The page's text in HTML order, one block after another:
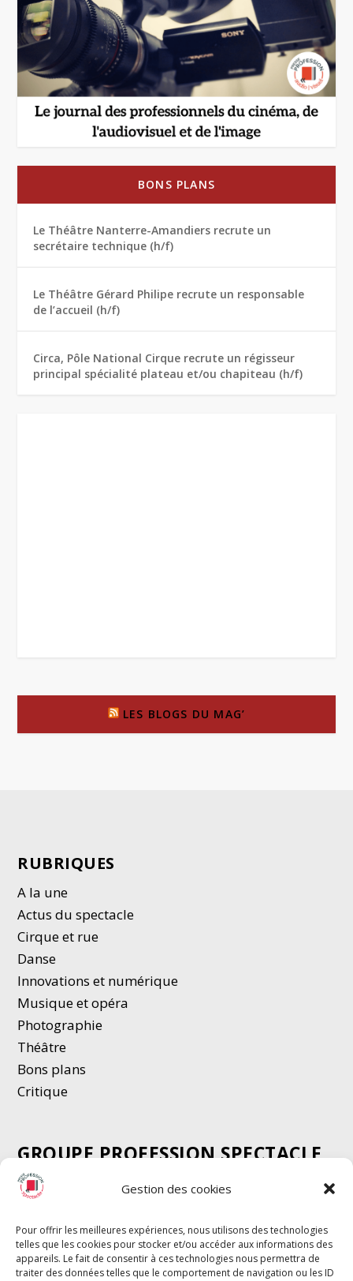
Gestion des cookies
Pour offrir les meilleures expériences, nous utilisons des technologies
telles que les cookies pour stocker et/ou accéder aux informations des
appareils. Le fait de consentir à ces technologies nous permettra de
traiter des données telles que le comportement de navigation ou les ID
BONS PLANS
Le Théâtre Nanterre-Amandiers recrute un
secrétaire technique (h/f)
Le Théâtre Gérard Philipe recrute un responsable
de l’accueil (h/f)
Circa, Pôle National Cirque recrute un régisseur
principal spécialité plateau et/ou chapiteau (h/f)
LES BLOGS DU MAG’
RUBRIQUES
A la une
Actus du spectacle
Cirque et rue
Danse
Innovations et numérique
Musique et opéra
Photographie
Théâtre
Bons plans
Critique
GROUPE PROFESSION SPECTACLE
Chèque Intermittents
Chèque Compta
Chèque Emploi Spectacle
G-Pods